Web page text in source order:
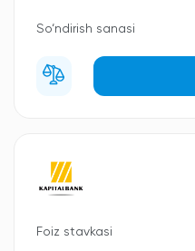
So‘ndirish sanasi
Foiz stavkasi